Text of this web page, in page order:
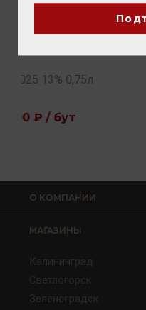
Tenuta Ulisse Pinot
О КОМПАНИИ
МАГАЗИНЫ
Калининград
Светлогорск
Зеленоградск